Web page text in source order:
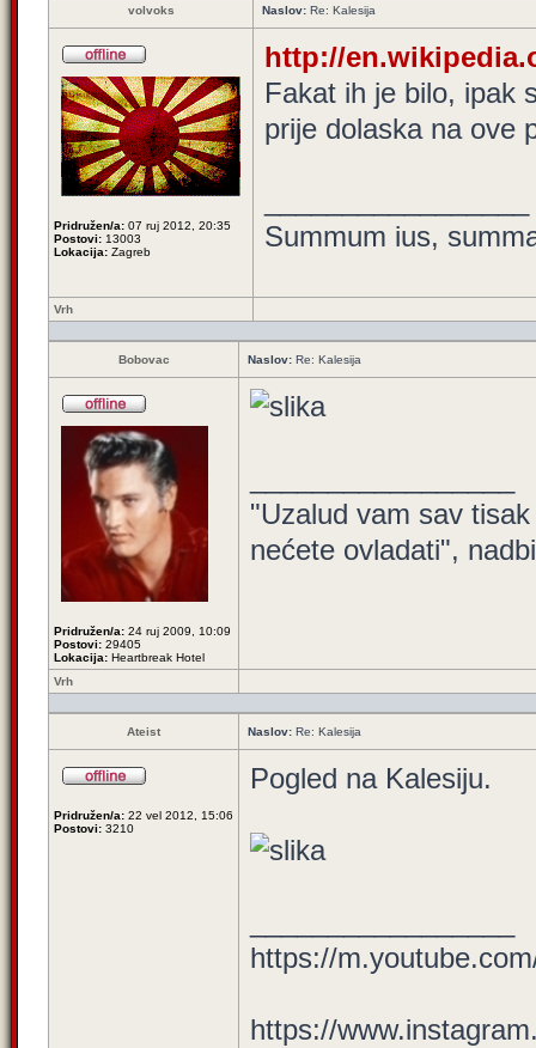
volvoks Naslov: Re: Kalesija
Pridružen/a: 07 ruj 2012, 20:35
Postovi: 13003
Lokacija: Zagreb
http://
Fakat ih je bilo, ipak
prije dolaska na ove
Summum ius,
Vrh
Bobovac Naslov: Re: Kalesija
Pridružen/a: 24 ruj 2009, 10:09
Postovi: 29405
Lokacija: Heartbreak Hotel
"Uzalud vam sav
nećete ovladati",
Vrh
Ateist Naslov: Re: Kalesija
Pridružen/a: 22 vel 2012, 15:06
Postovi: 3210
Pogled na Kalesiju.
https://
https://